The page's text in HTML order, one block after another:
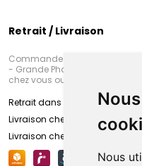
Nous
Retrait / Livraison
Commandez en ligne et
- Grande Pharmacie
chez vous ou en point retrait
Retrait dans la pharmacie
Livraison chez vous
Livraison chez votre